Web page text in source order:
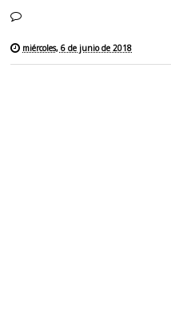
miércoles, 6 de junio de 2018